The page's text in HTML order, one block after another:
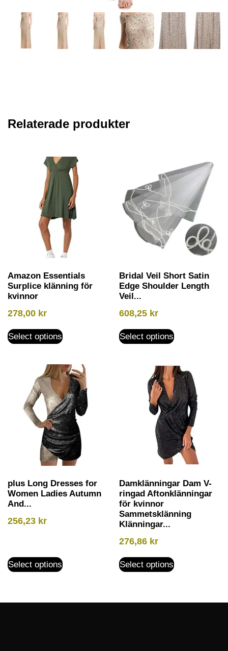
Relaterade produkter
Amazon Essentials
Surplice klänning för
kvinnor
278,00 kr
Select options
Bridal Veil Short Satin
Edge Shoulder Length
Veil...
608,25 kr
Select options
plus Long Dresses for
Women Ladies Autumn
And...
256,23 kr
Select options
Damklänningar Dam V-
ringad Aftonklänningar
för kvinnor
Sammetsklänning
Klänningar...
276,86 kr
Select options